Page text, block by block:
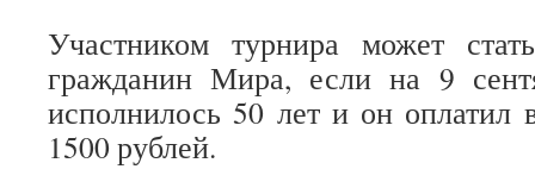
Участником турнира может
гражданин Мира, если на 9
исполнилось 50 лет и он оплатил
1500 рублей.